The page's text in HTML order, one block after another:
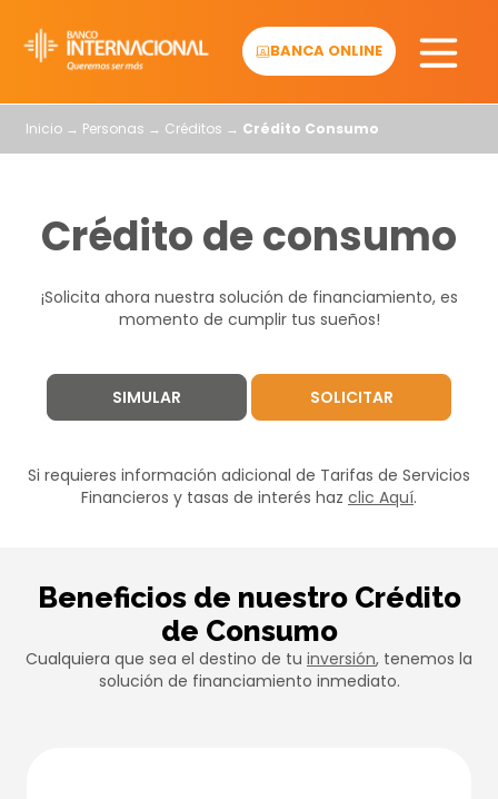
content
BANCA ONLINE
Inicio → Personas → Créditos → Crédito Consumo
Crédito de consumo
¡Solicita ahora nuestra solución de financiamiento, es
momento de cumplir tus sueños!
SIMULAR SOLICITAR
Si requieres información adicional de Tarifas de Servicios
Financieros y tasas de interés haz clic Aquí.
Beneficios de nuestro Crédito
de Consumo
Cualquiera que sea el destino de tu inversión, tenemos la
solución de financiamiento inmediato.